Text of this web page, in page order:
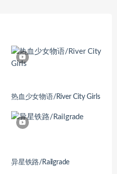
热血少女物语/River City Girls
异星铁路/Railgrade